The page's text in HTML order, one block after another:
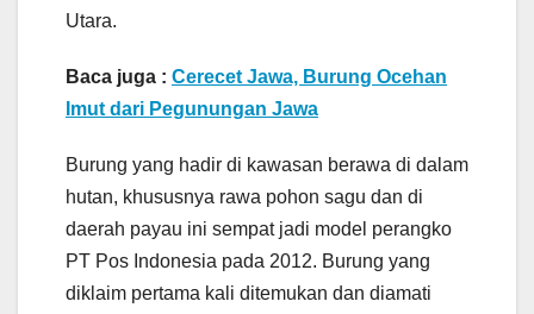
Utara.
Baca juga : Cerecet Jawa, Burung Ocehan
Imut dari Pegunungan Jawa
Burung yang hadir di kawasan berawa di dalam
hutan, khususnya rawa pohon sagu dan di
daerah payau ini sempat jadi model perangko
PT Pos Indonesia pada 2012. Burung yang
diklaim pertama kali ditemukan dan diamati